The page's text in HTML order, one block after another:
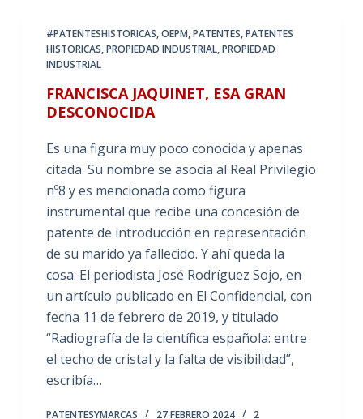
#PATENTESHISTORICAS,OEPM,PATENTES,PATENTES
HISTORICAS,PROPIEDAD INDUSTRIAL,PROPIEDAD
INDUSTRIAL
FRANCISCA JAQUINET, ESA GRAN
DESCONOCIDA
Es una figura muy poco conocida y apenas
citada. Su nombre se asocia al Real Privilegio
nº8 y es mencionada como figura
instrumental que recibe una concesión de
patente de introducción en representación
de su marido ya fallecido. Y ahí queda la
cosa. El periodista José Rodríguez Sojo, en
un artículo publicado en El Confidencial, con
fecha 11 de febrero de 2019, y titulado
“Radiografía de la científica española: entre
el techo de cristal y la falta de visibilidad”,
escribía…
PATENTESYMARCAS 27 FEBRERO 2024
2